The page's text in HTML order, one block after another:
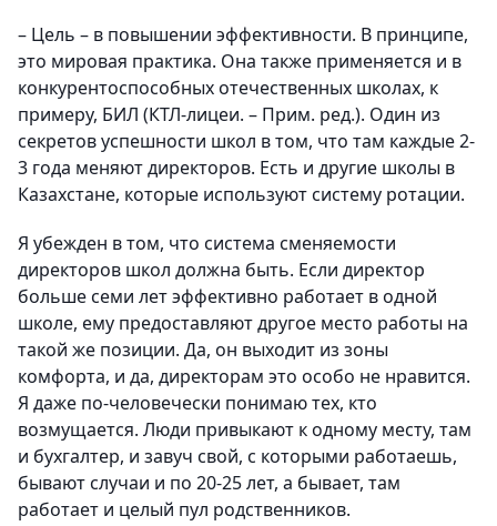
– Цель – в повышении эффективности. В принципе,
это мировая практика. Она также применяется и в
конкурентоспособных отечественных школах, к
примеру, БИЛ (КТЛ-лицеи. – Прим. ред.). Один из
секретов успешности школ в том, что там каждые 2-
3 года меняют директоров. Есть и другие школы в
Казахстане, которые используют систему ротации.
Я убежден в том, что система сменяемости
директоров школ должна быть. Если директор
больше семи лет эффективно работает в одной
школе, ему предоставляют другое место работы на
такой же позиции. Да, он выходит из зоны
комфорта, и да, директорам это особо не нравится.
Я даже по-человечески понимаю тех, кто
возмущается. Люди привыкают к одному месту, там
и бухгалтер, и завуч свой, с которыми работаешь,
бывают случаи и по 20-25 лет, а бывает, там
работает и целый пул родственников.